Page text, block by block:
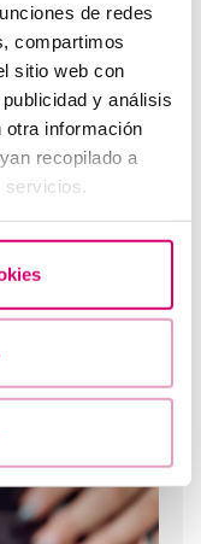
de redes
compartimos
sitio web con
y análisis
otra información
recopilado a
servicios.
un test de